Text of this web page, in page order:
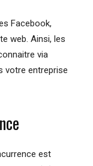
Facebook,
web. Ainsi, les
via
votre entreprise
est